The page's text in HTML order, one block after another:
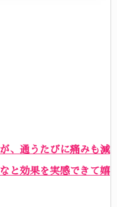
、通うたびに痛みも減
と効果を実感できて嬉